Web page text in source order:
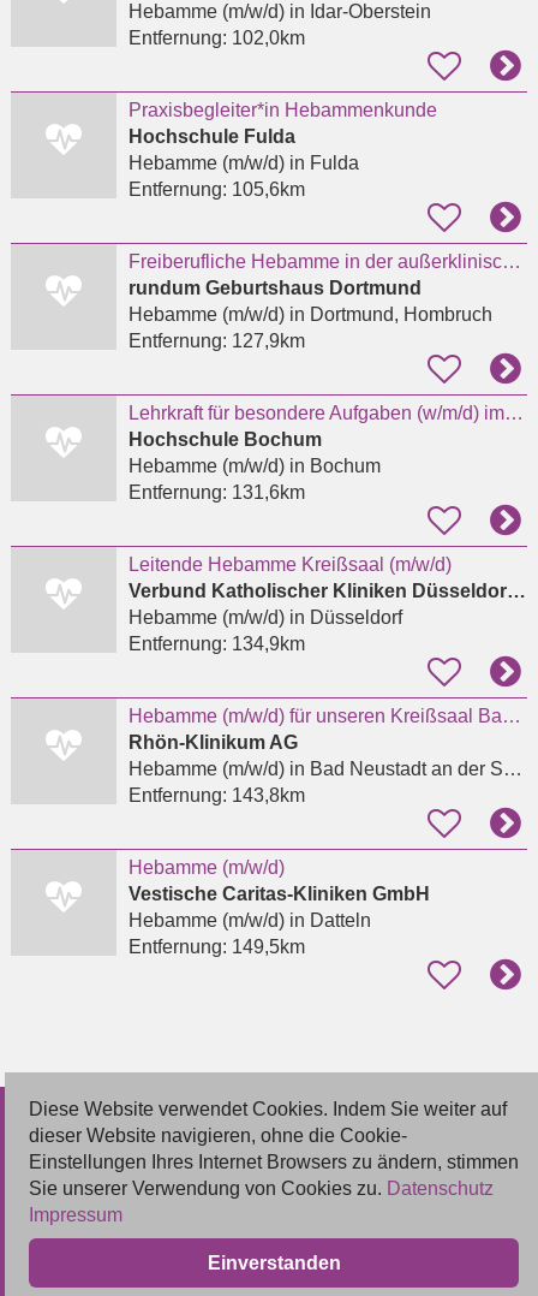
Hebamme (m/w/d)in Idar-Oberstein
Entfernung: 102,0km
Praxisbegleiter*in Hebammenkunde
Hochschule Fulda
Hebamme (m/w/d)in Fulda
Entfernung: 105,6km
Freiberufliche Hebamme in der außerklinischen Geburtshilfe
rundum Geburtshaus Dortmund
Hebamme (m/w/d)in Dortmund, Hombruch
Entfernung: 127,9km
Lehrkraft für besondere Aufgaben (w/m/d) im Studienbereich Hebammenwissenschaft (EG 10 TV-L)
Hochschule Bochum
Hebamme (m/w/d)in Bochum
Entfernung: 131,6km
Leitende Hebamme Kreißsaal (m/w/d)
Verbund Katholischer Kliniken Düsseldorf gGmbH
Hebamme (m/w/d)in Düsseldorf
Entfernung: 134,9km
Hebamme (m/w/d) für unseren Kreißsaal Bad Neustadt an der Saale
Rhön-Klinikum AG
Hebamme (m/w/d)in Bad Neustadt an der Saale, Herschfeld
Entfernung: 143,8km
Hebamme (m/w/d)
Vestische Caritas-Kliniken GmbH
Hebamme (m/w/d)in Datteln
Entfernung: 149,5km
© 2026 Deutsche Jobmarkt GmbH
Inserieren
Kontakt
AGB
Diese Website verwendet Cookies. Indem Sie weiter auf
dieser Website navigieren, ohne die Cookie-
Einstellungen Ihres Internet Browsers zu ändern, stimmen
Sie unserer Verwendung von Cookies zu. Datenschutz
Impressum
Einverstanden